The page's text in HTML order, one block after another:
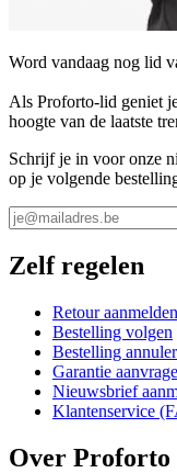
Word vandaag nog lid
Als Proforto-lid geniet
hoogte van de laatste
Schrijf je in voor onze
op je volgende
Zelf regelen
Retour aanmelden
Bestelling volgen
Bestelling
Garantie
Nieuwsbrief
Klantenservice
Over Proforto